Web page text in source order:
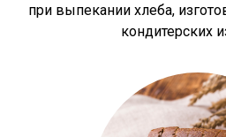
при выпекании хлеба,
кондитерских